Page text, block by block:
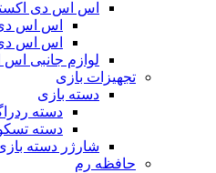
اس اس دی
اس اس
اس اس
لوازم جانبی
تجهیزات بازی
دسته بازی
دسته
دسته
شارژر دسته
حافظه رم